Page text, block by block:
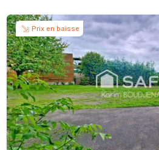
Prix en baisse